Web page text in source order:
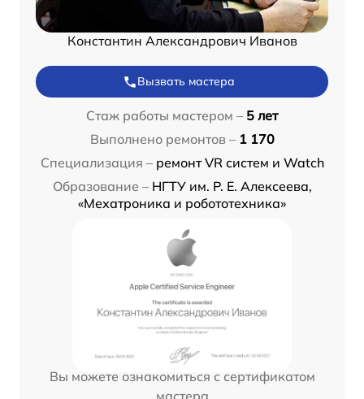
Константин Александрович Иванов
Вызвать мастера
Стаж работы мастером – 5 лет
Выполнено ремонтов – 1 170
Специализация – ремонт VR систем и Watch
Образование – НГТУ им. Р. Е. Алексеева,
«Мехатроника и робототехника»
Вы можете ознакомиться с сертификатом